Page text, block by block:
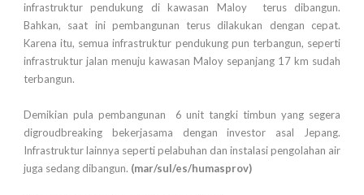
infrastruktur pendukung di kawasan Maloy terus dibangun.
Bahkan, saat ini pembangunan terus dilakukan dengan cepat.
Karena itu, semua infrastruktur pendukung pun terbangun, seperti
infrastruktur jalan menuju kawasan Maloy sepanjang 17 km sudah
terbangun.
Demikian pula pembangunan 6 unit tangki timbun yang segera
digroudbreaking bekerjasama dengan investor asal Jepang.
Infrastruktur lainnya seperti pelabuhan dan instalasi pengolahan air
juga sedang dibangun. (mar/sul/es/humasprov)